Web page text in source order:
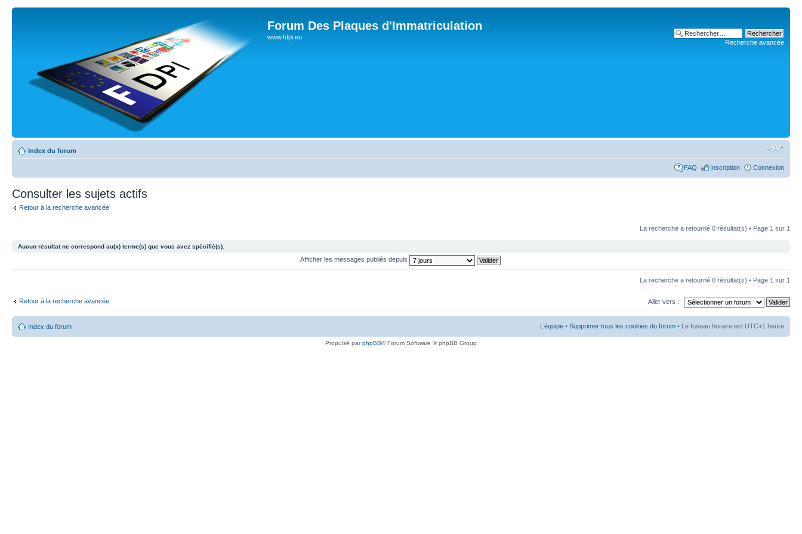
Forum Des Plaques d'Immatriculation
www.fdpi.eu
Recherche avancée
Index du forum
FAQ Inscription Connexion
Consulter les sujets actifs
Retour à la recherche avancée
La recherche a retourné 0 résultat(s) • Page 1 sur 1
Aucun résultat ne correspond au(x) terme(s) que vous avez spécifié(s).
Afficher les messages publiés depuis
La recherche a retourné 0 résultat(s) • Page 1 sur 1
Retour à la recherche avancée Aller vers :
Index du forum L’équipe • Supprimer tous les cookies du forum • Le fuseau horaire est UTC+1 heure
Propulsé parphpBB® Forum Software © phpBB Group